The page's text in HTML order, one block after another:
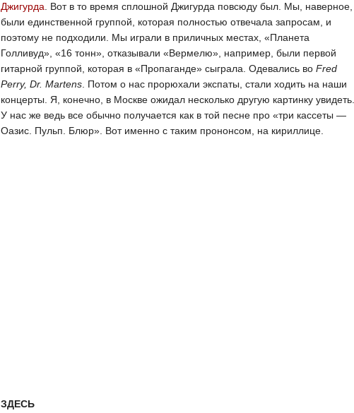
Джигурда . Вот в то время сплошной Джигурда повсюду был. Мы, наверное,
были единственной группой, которая полностью отвечала запросам, и
поэтому не подходили. Мы играли в приличных местах, «Планета
Голливуд», «16 тонн», отказывали «Вермелю», например, были первой
гитарной группой, которая в «Пропаганде» сыграла. Одевались во Fred
Perry, Dr. Martens . Потом о нас прорюхали экспаты, стали ходить на наши
концерты. Я, конечно, в Москве ожидал несколько другую картинку увидеть.
У нас же ведь все обычно получается как в той песне про «три кассеты —
Оазис. Пульп. Блюр». Вот именно с таким прононсом, на кириллице.
ЗДЕСЬ